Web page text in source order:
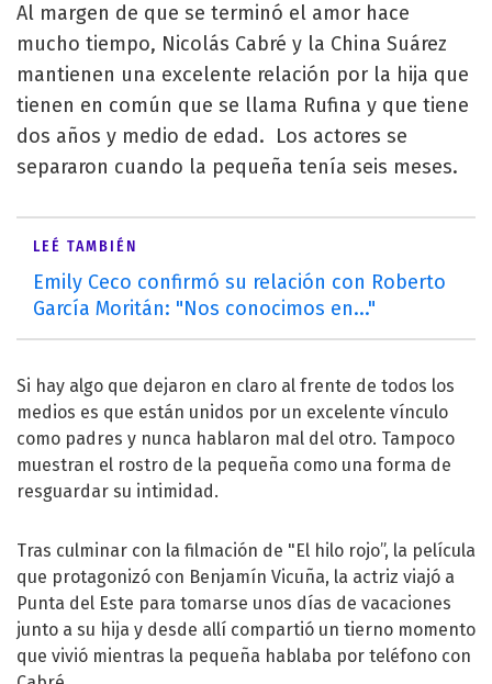
Al margen de que se terminó el amor hace
mucho tiempo, Nicolás Cabré y la China Suárez
mantienen una excelente relación por la hija que
tienen en común que se llama Rufina y que tiene
dos años y medio de edad. Los actores se
separaron cuando la pequeña tenía seis meses.
LEÉ TAMBIÉN
Emily Ceco confirmó su relación con Roberto
García Moritán: "Nos conocimos en..."
Si hay algo que dejaron en claro al frente de todos los
medios es que están unidos por un excelente vínculo
como padres y nunca hablaron mal del otro. Tampoco
muestran el rostro de la pequeña como una forma de
resguardar su intimidad.
Tras culminar con la filmación de "El hilo rojo”, la película
que protagonizó con Benjamín Vicuña, la actriz viajó a
Punta del Este para tomarse unos días de vacaciones
junto a su hija y desde allí compartió un tierno momento
que vivió mientras la pequeña hablaba por teléfono con